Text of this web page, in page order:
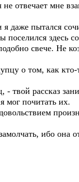
отвечает мне
даже пытался
здесь
свече. Не
о том, как кто-
- твой рассказ
мог почитать их.
ибо она